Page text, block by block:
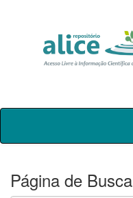
Skip
Página de Busca